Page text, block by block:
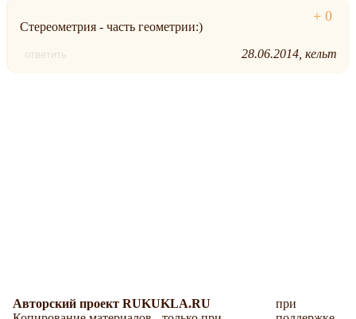
Стереометрия - часть геометрии:)
ответить 28.06.2014 кельт
Авторский проект RUKUKLA.RU
при